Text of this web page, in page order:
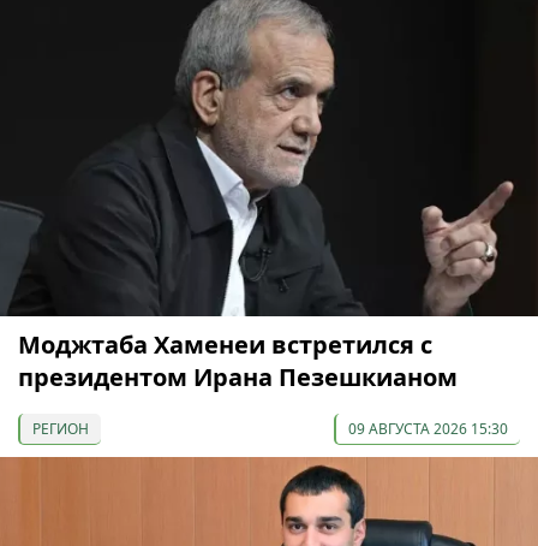
Моджтаба Хаменеи встретился с
президентом Ирана Пезешкианом
РЕГИОН 09 АВГУСТА 2026 15:30